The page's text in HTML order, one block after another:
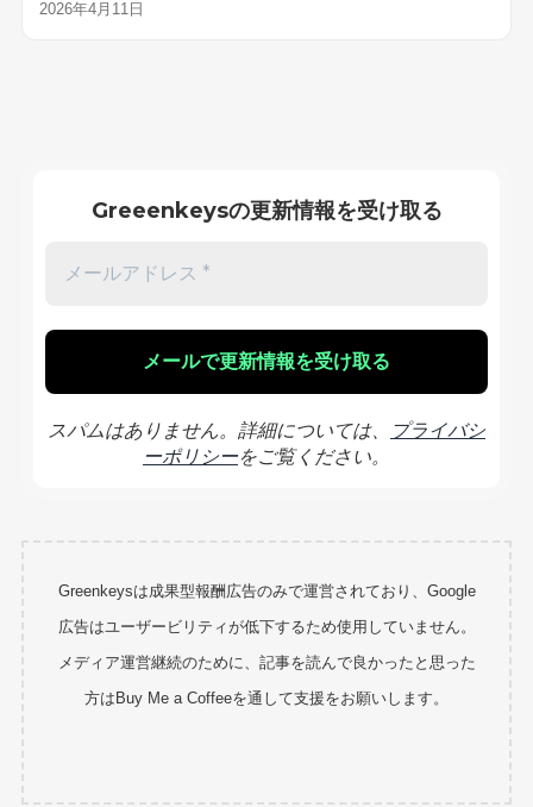
2026年4月11日
Greeenkeysの更新情報を受け取る
スパムはありません。詳細については、
プライバシ
ーポリシーをご覧ください。
Greenkeysは成果型報酬広告のみで運営されており、Google
広告はユーザービリティが低下するため使用していません。
メディア運営継続のために、記事を読んで良かったと思った
方はBuy Me a Coffeeを通して支援をお願いします。